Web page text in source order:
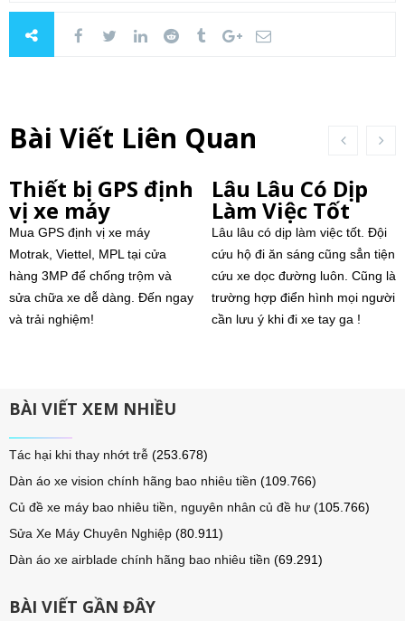
Bài Viết Liên Quan
Thiết bị GPS định
vị xe máy
Mua GPS định vị xe máy
Motrak, Viettel, MPL tại cửa
hàng 3MP để chống trộm và
sửa chữa xe dễ dàng. Đến ngay
và trải nghiệm!
Lâu Lâu Có Dịp
Làm Việc Tốt
Lâu lâu có dịp làm việc tốt. Đội
cứu hộ đi ăn sáng cũng sẳn tiện
cứu xe dọc đường luôn. Cũng là
trường hợp điển hình mọi người
cần lưu ý khi đi xe tay ga !
BÀI VIẾT XEM NHIỀU
Tác hại khi thay nhớt trễ (253.678)
Dàn áo xe vision chính hãng bao nhiêu tiền (109.766)
Củ đề xe máy bao nhiêu tiền, nguyên nhân củ đề hư (105.766)
Sửa Xe Máy Chuyên Nghiệp (80.911)
Dàn áo xe airblade chính hãng bao nhiêu tiền (69.291)
BÀI VIẾT GẦN ĐÂY